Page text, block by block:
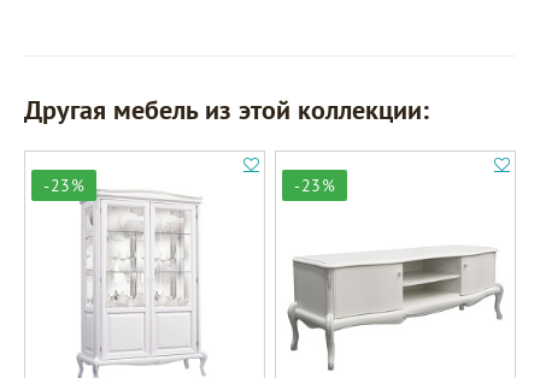
Другая мебель из этой коллекции:
-23% -23%